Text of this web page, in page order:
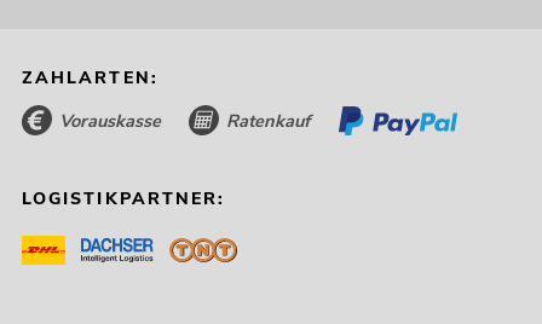
ZAHLARTEN:
Vorauskasse Ratenkauf
LOGISTIKPARTNER: